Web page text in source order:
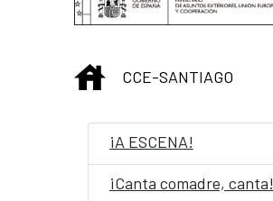
INICIO
CCE-SANTIAGO
¡A ESCENA!
¡Canta comadre, canta!